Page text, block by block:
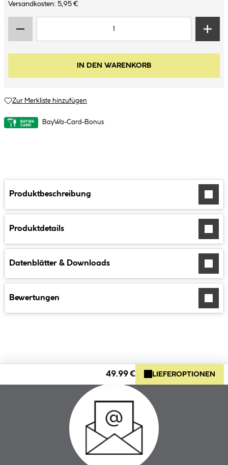
Versandkosten: 5,95 €
IN DEN WARENKORB
Zur Merkliste hinzufügen
BayWa-Card-Bonus
Produktbeschreibung
Produktdetails
Datenblätter & Downloads
Bewertungen
49.99 € LIEFEROPTIONEN